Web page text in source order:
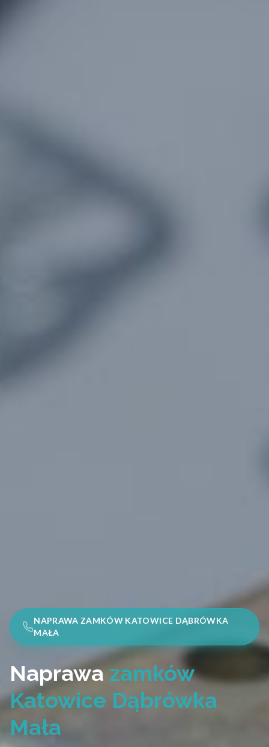
NAPRAWA ZAMKÓW KATOWICE DĄBRÓWKA
MAŁA
Naprawazamków
Katowice Dąbrówka
Mała